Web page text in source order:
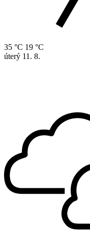
35 °C 19 °C
úterý 11. 8.